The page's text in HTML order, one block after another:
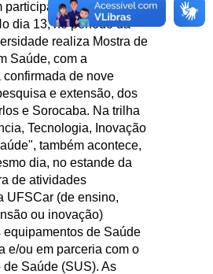
participação garantida em
dia 13, no período da
realiza Mostra de
Saúde, com a
confirmada de nove
e extensão, dos
e Sorocaba. Na trilha
Tecnologia, Inovação
também acontece,
dia, no estande da
de atividades
UFSCar (de ensino,
ou inovação)
equipamentos de Saúde
e/ou em parceria com o
Saúde (SUS). As